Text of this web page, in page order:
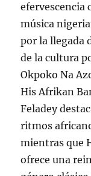
efervescencia
música
por la llegada
de la cultura
Okpoko Na
His Afrikan
Feladey
ritmos
mientras que
ofrece una